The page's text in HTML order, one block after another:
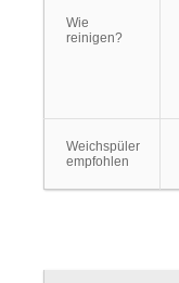
Wie
reinigen?
Weichspüler
empfohlen